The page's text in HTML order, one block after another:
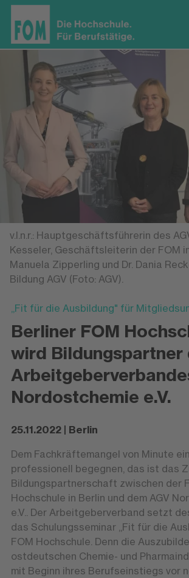
v.l.n.r.: Hauptgeschäftsführerin des
Kesseler, Geschäftsleiterin der FOM
Manuela Zipperling und Dr. Dania
Bildung AGV (Foto: AGV).
„Fit für die Ausbildung" für
Berliner FOM
wird Bildungspartner
Nordostchemie e.V.
25.11.2022 | Berlin
Dem Fachkräftemangel von Minute
professionell begegnen, das ist das
Bildungspartnerschaft zwischen der
Hochschule in Berlin und dem AGV
e.V.. Der Arbeitgeberverband setzt
das Schulungsseminar „Fit für die
FOM Hochschule. Denn die
ostdeutschen Chemie- und
mit Beginn ihres Berufseinstiegs vor